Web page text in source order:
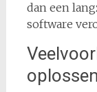
dan een
software
oplossen